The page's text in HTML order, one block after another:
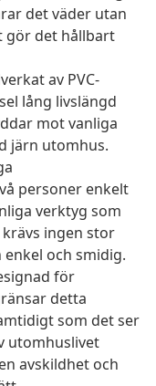
det väder utan
gör det hållbart
av PVC-
lång livslängd
mot vanliga
järn utomhus.
personer enkelt
verktyg som
ingen stor
och smidig.
för
detta
som det ser
utomhuslivet
avskildhet och